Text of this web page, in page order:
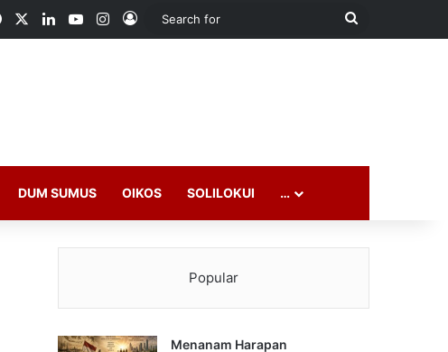
FacebookLinkedInYouTubeInstagram
Log In
Search
DUM SUMUS OIKOS SOLILOKUI …
Popular
Menanam Harapan